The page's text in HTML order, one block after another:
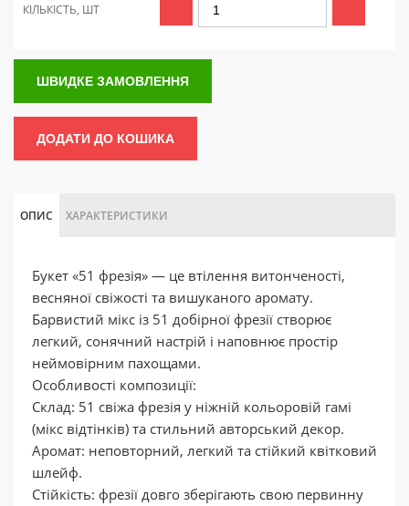
КІЛЬКІСТЬ, ШТ
ШВИДКЕ ЗАМОВЛЕННЯ
ДОДАТИ ДО КОШИКА
ОПИС ХАРАКТЕРИСТИКИ
Букет «51 фрезія» — це втілення витонченості,
весняної свіжості та вишуканого аромату.
Барвистий мікс із 51 добірної фрезії створює
легкий, сонячний настрій і наповнює простір
неймовірним пахощами.
Особливості композиції:
Склад: 51 свіжа фрезія у ніжній кольоровій гамі
(мікс відтінків) та стильний авторський декор.
Аромат: неповторний, легкий та стійкий квітковий
шлейф.
Стійкість: фрезії довго зберігають свою первинну